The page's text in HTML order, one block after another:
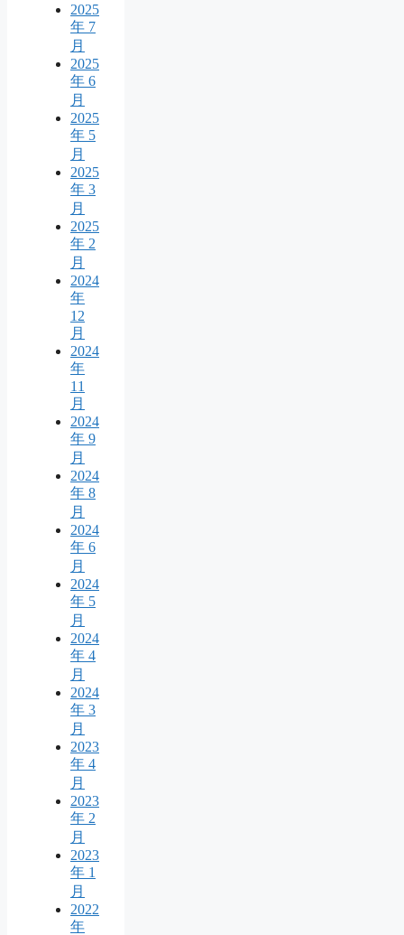
2025
年 7
月
2025
年 6
月
2025
年 5
月
2025
年 3
月
2025
年 2
月
2024
年
12
月
2024
年
11
月
2024
年 9
月
2024
年 8
月
2024
年 6
月
2024
年 5
月
2024
年 4
月
2024
年 3
月
2023
年 4
月
2023
年 2
月
2023
年 1
月
2022
年